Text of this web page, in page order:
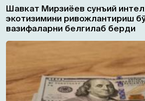
Шавкат Мирзиёев сунъий
экотизимини ривожлантириш
вазифаларни белгилаб берди